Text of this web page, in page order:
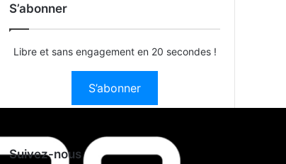
S’abonner
Libre et sans engagement en 20 secondes !
S’abonner
Suivez-nous